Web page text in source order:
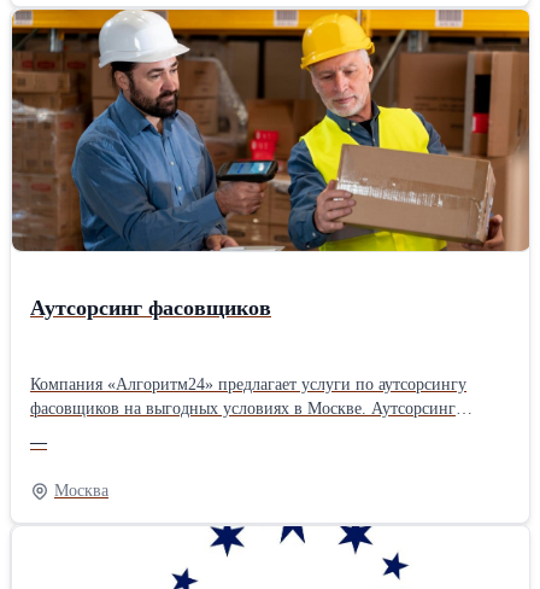
Аутсорсинг фасовщиков
Компания «Алгоритм24» предлагает услуги по аутсорсингу
фасовщиков на выгодных условиях в Москве. Аутсорсинг
потребности в рабочей силе. Услуга направлена на помощь с
профессиональным выполнением задач в производственной,
торговой и логистической сферах. Ознакомиться с информацией
Вы можете на нашем сайте
—
Москва